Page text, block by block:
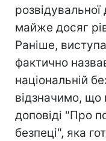
майже досяг
Раніше,
фактично
національній
відзначимо, що
доповіді "Про
безпеці", яка